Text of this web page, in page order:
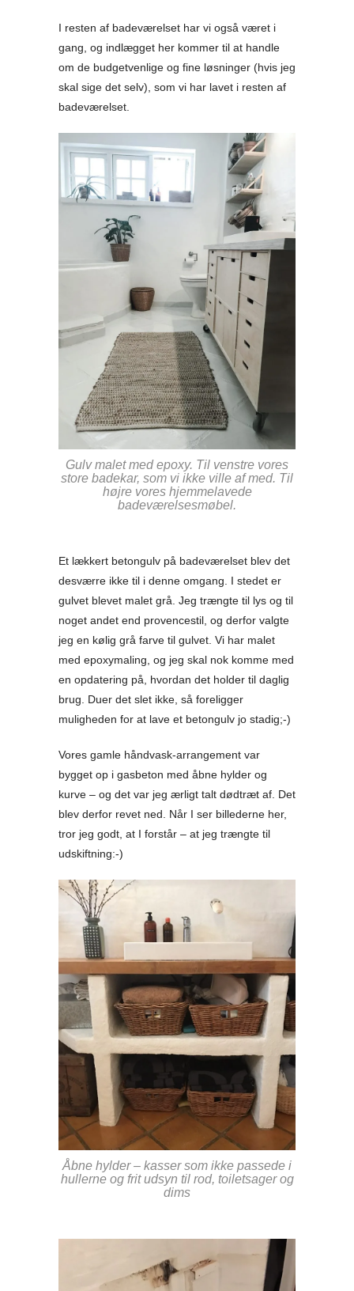
I resten af badeværelset har vi også været i
gang, og indlægget her kommer til at handle
om de budgetvenlige og fine løsninger (hvis jeg
skal sige det selv), som vi har lavet i resten af
badeværelset.
Gulv malet med epoxy. Til venstre vores
store badekar, som vi ikke ville af med. Til
højre vores hjemmelavede
badeværelsesmøbel.
Et lækkert betongulv på badeværelset blev det
desværre ikke til i denne omgang. I stedet er
gulvet blevet malet grå. Jeg trængte til lys og til
noget andet end provencestil, og derfor valgte
jeg en kølig grå farve til gulvet. Vi har malet
med epoxymaling, og jeg skal nok komme med
en opdatering på, hvordan det holder til daglig
brug. Duer det slet ikke, så foreligger
muligheden for at lave et betongulv jo stadig;-)
Vores gamle håndvask-arrangement var
bygget op i gasbeton med åbne hylder og
kurve – og det var jeg ærligt talt dødtræt af. Det
blev derfor revet ned. Når I ser billederne her,
tror jeg godt, at I forstår – at jeg trængte til
udskiftning:-)
Åbne hylder – kasser som ikke passede i
hullerne og frit udsyn til rod, toiletsager og
dims